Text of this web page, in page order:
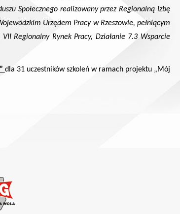
Społecznego realizowany przez Regionalną Izbę
Urzędem Pracy w Rzeszowie, pełniącym
Regionalny Rynek Pracy, Działanie 7.3 Wsparcie
dla 31 uczestników szkoleń w ramachprojektu „Mój